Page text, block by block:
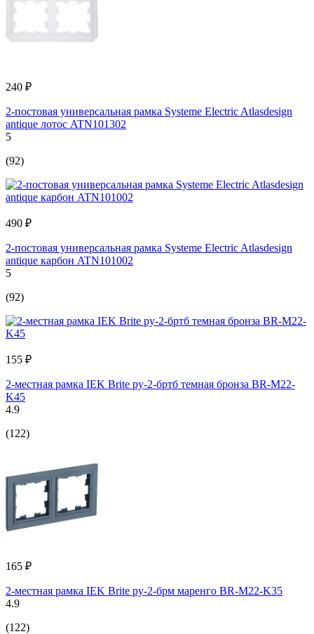
240 ₽
2-постовая универсальная рамка Systeme Electric Atlasdesign
antique лотос ATN101302
5
(92)
490 ₽
2-постовая универсальная рамка Systeme Electric Atlasdesign
antique карбон ATN101002
5
(92)
155 ₽
2-местная рамка IEK Brite ру-2-бртб темная бронза BR-M22-
K45
4.9
(122)
165 ₽
2-местная рамка IEK Brite ру-2-брм маренго BR-M22-K35
4.9
(122)